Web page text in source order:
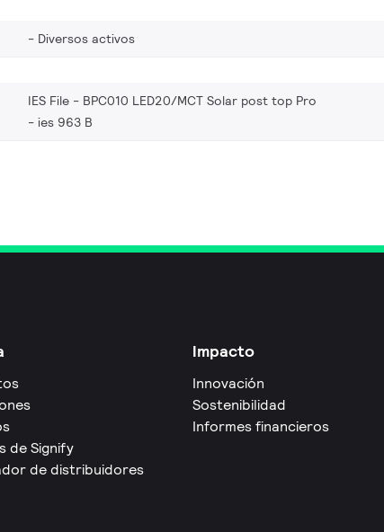
Diversos activos
IES File - BPC010 LED20/MCT Solar post top Pro
ies 963 B
de Signify
de distribuidores
Impacto
Innovación
Sostenibilidad
Informes financieros